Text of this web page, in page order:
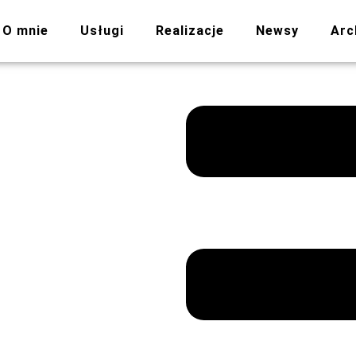
O mnie Usługi Realizacje Newsy